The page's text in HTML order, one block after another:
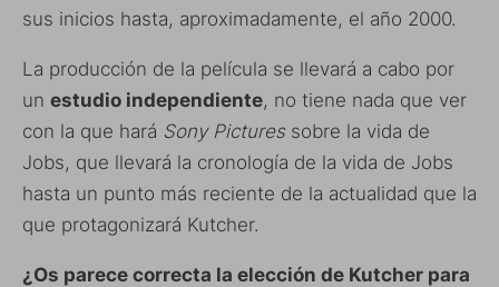
sus inicios hasta, aproximadamente, el año 2000.
La producción de la película se llevará a cabo por
un estudio independiente, no tiene nada que ver
con la que hará Sony Picturessobre la vida de
Jobs, que llevará la cronología de la vida de Jobs
hasta un punto más reciente de la actualidad que la
que protagonizará Kutcher.
¿Os parece correcta la elección de Kutcher para